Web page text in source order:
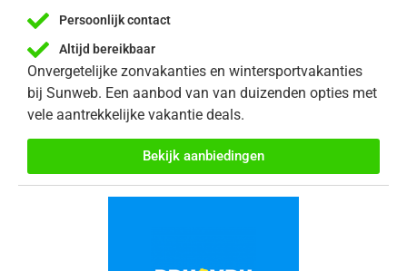
Persoonlijk contact
Altijd bereikbaar
Onvergetelijke zonvakanties en wintersportvakanties
bij Sunweb. Een aanbod van van duizenden opties met
vele aantrekkelijke vakantie deals.
Bekijk aanbiedingen